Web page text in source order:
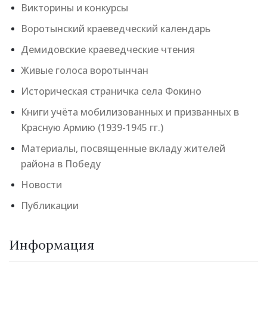
Викторины и конкурсы
Воротынский краеведческий календарь
Демидовские краеведческие чтения
Живые голоса воротынчан
Историческая страничка села Фокино
Книги учёта мобилизованных и призванных в
Красную Армию (1939-1945 гг.)
Материалы, посвященные вкладу жителей
района в Победу
Новости
Публикации
Информация